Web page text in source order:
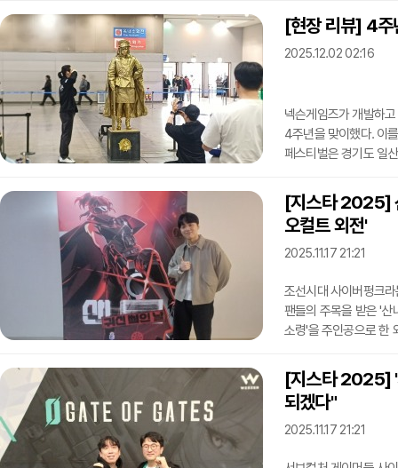
인프라 제공 기업이 되
좋은 그래픽 카드는 이
'가성비' GPU로 평가
[현장 리뷰] 4주
2025.12.02 02:16
넥슨게임즈가 개발하
4주년을 맞이했다. 이
페스티벌은 경기도 일
기념 캐릭터로는 블루
'이즈나', '키사키' 등 각
캐릭터들의 거대 조형
공간으로 공식 굿즈 팝
[지스타 2025]
오컬트 외전'
2025.11.17 21:21
조선시대 사이버펑크
팬들의 주목을 받은 '산
소령'을 주인공으로 한
열었다. 전시 개시와
출시한다고 발표했다.
있었다. 그는 이번 시
데모 버전"이라며 "기
[지스타 2025] '
되겠다"
2025.11.17 21:21